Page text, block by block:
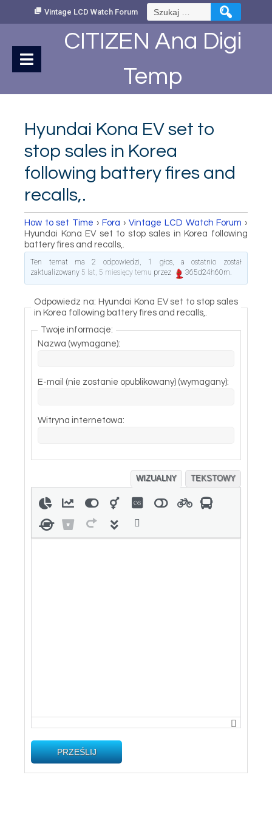
Vintage LCD Watch Forum Szukaj:
CITIZEN Ana Digi
Temp
Hyundai Kona EV set to
stop sales in Korea
following battery fires and
recalls,.
How to set Time › Fora › Vintage LCD Watch Forum ›
Hyundai Kona EV set to stop sales in Korea following
battery fires and recalls,.
Ten temat ma 2 odpowiedzi, 1 głos, a ostatnio został
zaktualizowany 5 lat, 5 miesięcy temu przez 365d24h60m.
Odpowiedz na: Hyundai Kona EV set to stop sales
in Korea following battery fires and recalls,.
Twoje informacje:
Nazwa (wymagane):
E-mail (nie zostanie opublikowany) (wymagany):
Witryna internetowa:
WIZUALNY TEKSTOWY
PRZEŚLIJ